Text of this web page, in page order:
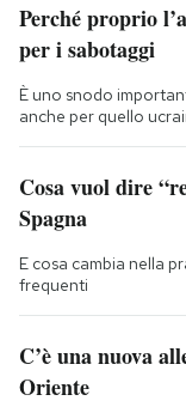
Perché proprio
per i sabotaggi
È uno snodo
anche per quello
Cosa vuol dire
Spagna
E cosa cambia nella
frequenti
C’è una nuova
Oriente